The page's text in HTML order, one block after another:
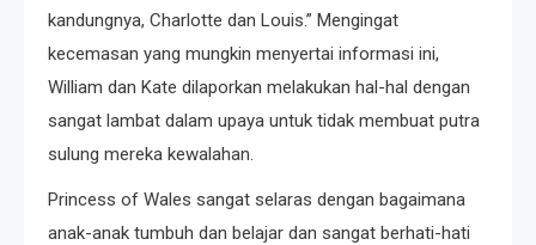
kandungnya, Charlotte dan Louis.” Mengingat
kecemasan yang mungkin menyertai informasi ini,
William dan Kate dilaporkan melakukan hal-hal dengan
sangat lambat dalam upaya untuk tidak membuat putra
sulung mereka kewalahan.
Princess of Wales sangat selaras dengan bagaimana
anak-anak tumbuh dan belajar dan sangat berhati-hati